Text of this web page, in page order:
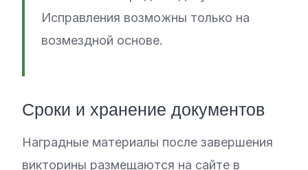
Исправления возможны только на
возмездной основе.
Сроки и хранение документов
Наградные материалы после завершения
викторины размещаются на сайте в